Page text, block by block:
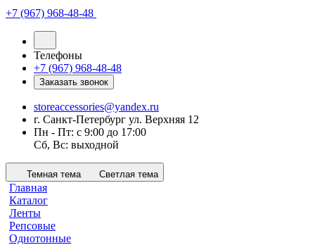
+7 (967) 968-48-48
Телефоны
+7 (967) 968-48-48
Заказать звонок
storeaccessories@yandex.ru
г. Санкт-Петербург ул. Верхняя 12
Пн - Пт: с 9:00 до 17:00
Сб, Вс: выходной
Темная тема Светлая тема
Главная
Каталог
Ленты
Репсовые
Однотонные